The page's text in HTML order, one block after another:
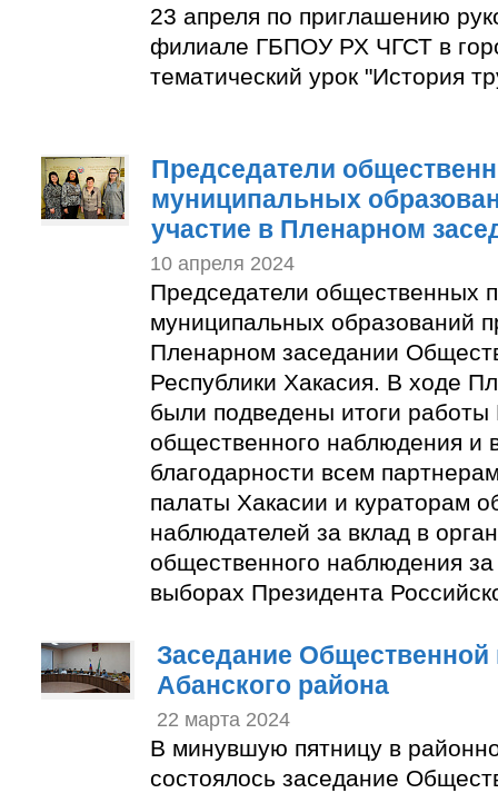
23 апреля по приглашению
филиале ГБПОУ РХ ЧГСТ в
тематический урок "История
Председатели
муниципальных
участие в Пленарном
10 апреля 2024
Председатели общественных
муниципальных образований
Пленарном заседании
Республики Хакасия. В ходе
были подведены итоги работы
общественного наблюдения и
благодарности всем
палаты Хакасии и кураторам
наблюдателей за вклад в
общественного наблюдения
выборах Президента
Заседание Общественной
Абанского района
22 марта 2024
В минувшую пятницу в
состоялось заседание